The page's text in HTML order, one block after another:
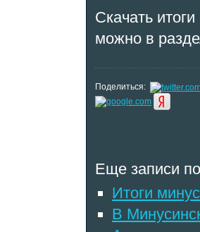
Скачать
можно в
Поделиться:
Еще записи
Итоги
В